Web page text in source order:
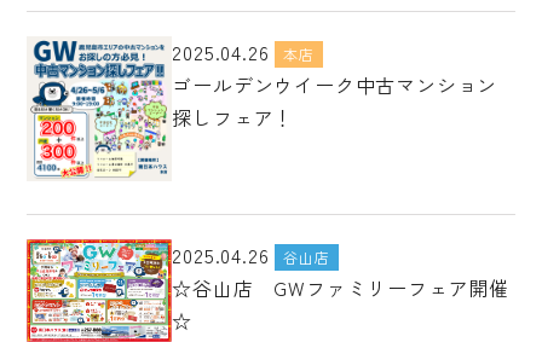
2025.04.26 本店
ゴールデンウイーク中古マンション
探しフェア！
2025.04.26 谷山店
☆谷山店 GWファミリーフェア開催
☆